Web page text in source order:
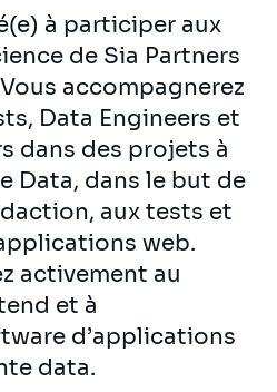
à participer aux
de Sia Partners
accompagnerez
Data Engineers et
dans des projets à
Data, dans le but de
aux tests et
web.
activement au
et à
d’applications
data.